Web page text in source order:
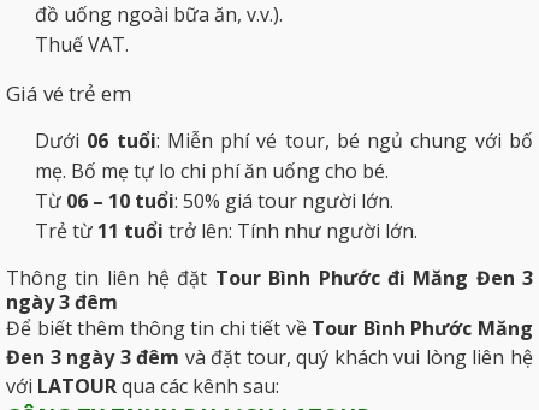
đồ uống ngoài bữa ăn, v.v.).
Thuế VAT.
Giá vé trẻ em
Dưới 06 tuổi: Miễn phí vé tour, bé ngủ chung với bố
mẹ. Bố mẹ tự lo chi phí ăn uống cho bé.
Từ 06 – 10 tuổi: 50% giá tour người lớn.
Trẻ từ 11 tuổi trở lên: Tính như người lớn.
Thông tin liên hệ đặt Tour Bình Phước đi Măng Đen 3
ngày 3 đêm
Để biết thêm thông tin chi tiết về Tour Bình Phước Măng
Đen 3 ngày 3 đêm và đặt tour, quý khách vui lòng liên hệ
với LATOURqua các kênh sau: